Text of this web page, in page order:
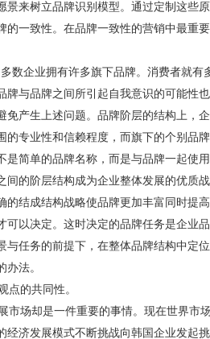
来树立品牌识别模型。通过定制这些
一致性。在品牌一致性的营销中最重
数企业拥有许多旗下品牌。消费者就有
与品牌之间所引起自我意识的可能性
产生上述问题。品牌阶层的结构上，
专业性和信赖程度，而旗下的个别品
简单的品牌名称，而是与品牌一起使
的阶层结构成为企业整体发展的优质战
结成结构战略使品牌更加丰富同时提
以决定。这时决定的品牌任务是企业
任务的前提下，在整体品牌结构中定
法。
的共同性。
场却是一件重要的事情。现在世界市
经济发展模式不断挑战向韩国企业发起